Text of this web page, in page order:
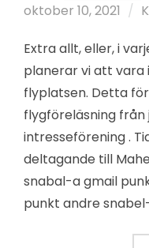
oktober 10, 2021
Extra allt, eller, i
planerar vi att vara
flyplatsen. Detta
flygföreläsning
intresseförening .
deltagande till
snabal-a gmail
punkt andre